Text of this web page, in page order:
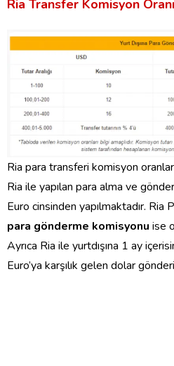
Ria Transfer Komisyon Oranı
Ria para transferi komisyon
Ria ile yapılan para alma ve
Euro cinsinden yapılmaktadır. Ria
para gönderme komisyonu ise
Ayrıca Ria ile yurtdışına 1 ay
Euro’ya karşılık gelen dolar